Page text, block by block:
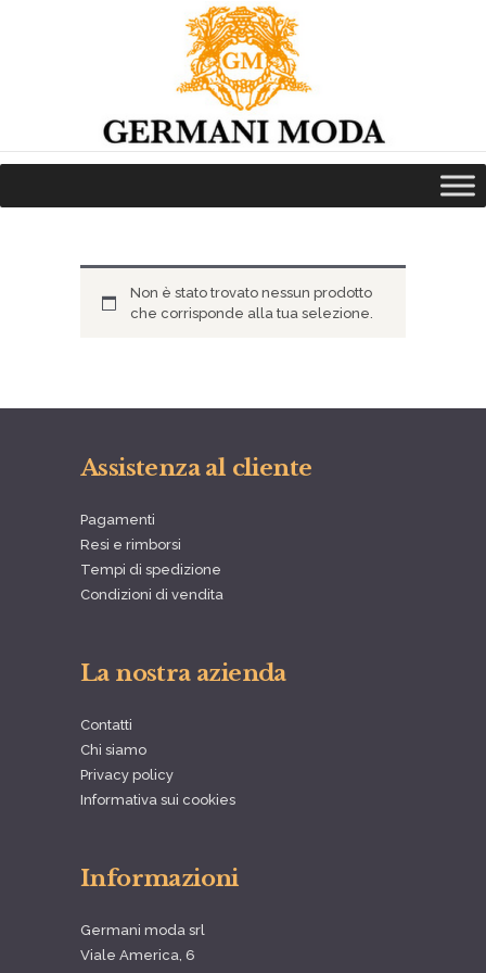
CHI SIAMO
NEWS
SERVIZI
PRENOTA LA PROVA
Non è stato trovato nessun prodotto
che corrisponde alla tua selezione.
Assistenza al cliente
Pagamenti
Resi e rimborsi
Tempi di spedizione
Condizioni di vendita
La nostra azienda
Contatti
Chi siamo
Privacy policy
Informativa sui cookies
Informazioni
Germani moda srl
Viale America, 6